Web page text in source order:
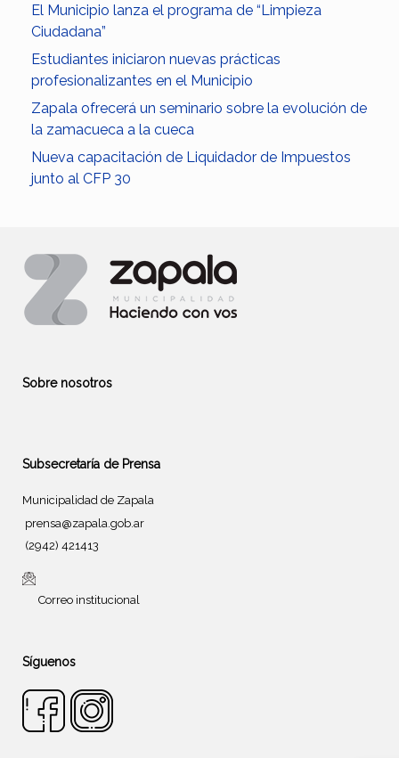
El Municipio lanza el programa de “Limpieza
Ciudadana”
Estudiantes iniciaron nuevas prácticas
profesionalizantes en el Municipio
Zapala ofrecerá un seminario sobre la evolución de
la zamacueca a la cueca
Nueva capacitación de Liquidador de Impuestos
junto al CFP 30
Sobre nosotros
Subsecretaría de Prensa
Municipalidad de Zapala
prensa@zapala.gob.ar
(2942) 421413
Correo institucional
Síguenos